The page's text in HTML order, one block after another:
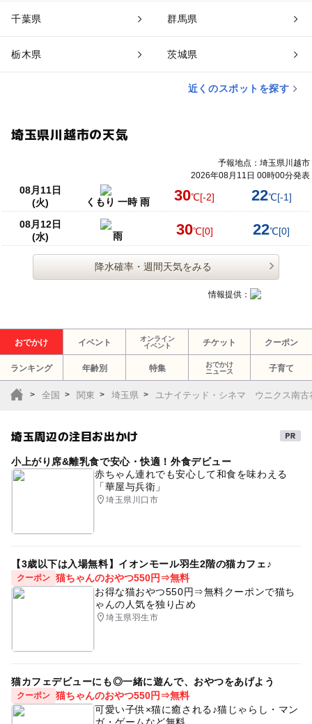
千葉県 群馬県
栃木県 茨城県
近くのスポットを探す
埼玉県川越市の天気
予報地点：埼玉県川越市
2026年08月11日 00時00分発表
08月11日
(火)
くもり 一時 雨 30℃[-2] 22℃[-1]
08月12日
(水)
雨 30℃[0] 22℃[0]
降水確率・週間天気をみる
情報提供：
おでかけ イベント
オンライン
イベント
チケット クーポン
ランキング 年齢別 特集
おでかけ
ニュース
子育て
全国 関東 埼玉県 ユナイテッド・シネマ ウニクス南古
埼玉周辺の注目お出かけ
小上がり席&離乳食で安心・快適！外食デビュー
赤ちゃん連れでも安心して和食を味わえる
「華屋与兵衛」
埼玉県川口市
【3歳以下は入場無料】イオンモール羽生2階の猫カフェ♪
クーポン 猫ちゃんのおやつ550円⇒無料
お得な猫おやつ550円⇒無料クーポンで猫ち
ゃんの人気を独り占め
埼玉県羽生市
猫カフェデビューにも◎一緒に遊んで、おやつをあげよう
クーポン 猫ちゃんのおやつ550円⇒無料
可愛い子供×猫に癒される♪猫じゃらし・マン